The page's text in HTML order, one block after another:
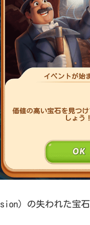
）の失われた宝